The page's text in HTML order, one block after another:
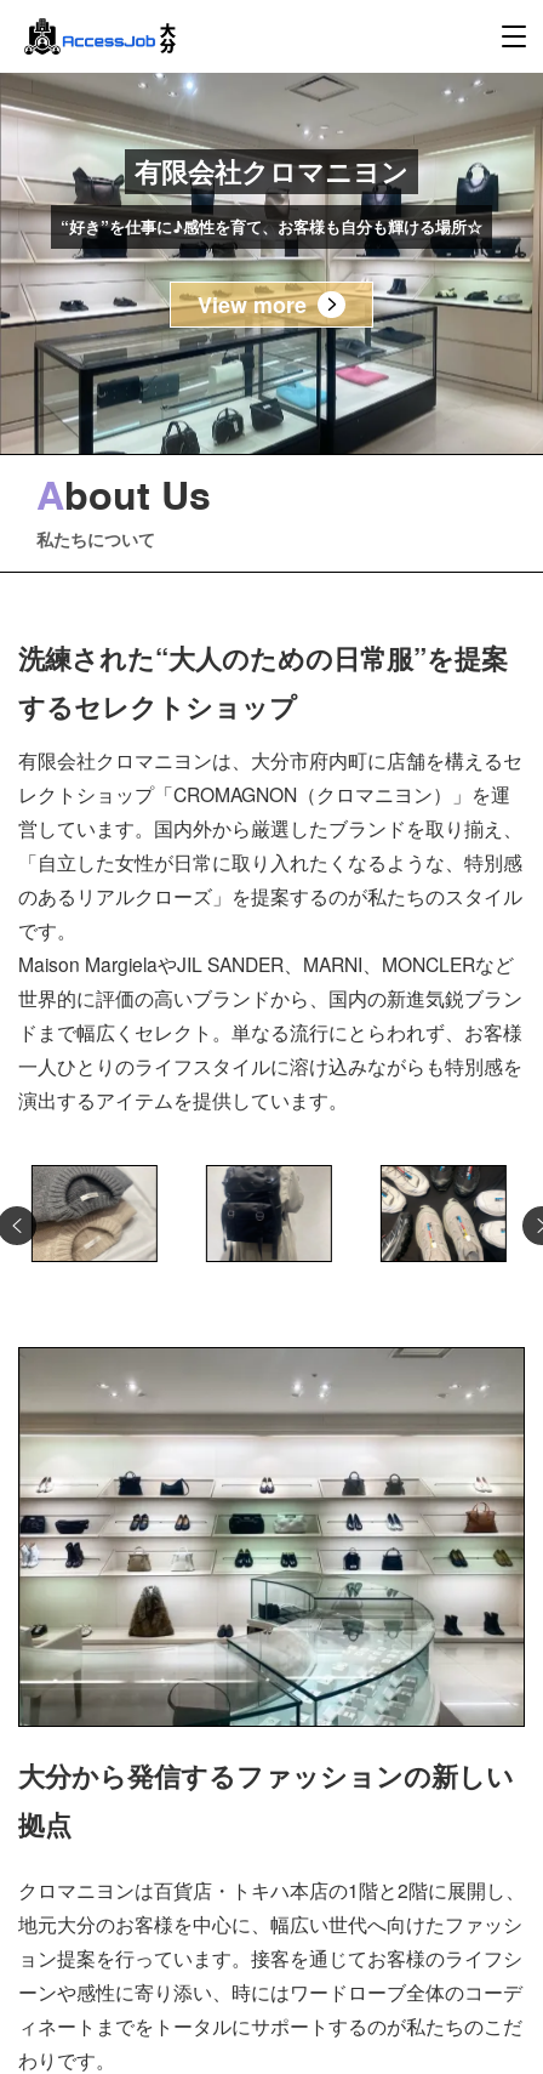
有限会社クロマニヨン
“好き”を仕事に♪感性を育て、お客様も自分も輝ける場所☆
View more
About Us
私たちについて
洗練された“大人のための日常服”を提案
するセレクトショップ
有限会社クロマニヨンは、大分市府内町に店舗を構えるセ
レクトショップ「CROMAGNON（クロマニヨン）」を運
営しています。国内外から厳選したブランドを取り揃え、
「自立した女性が日常に取り入れたくなるような、特別感
のあるリアルクローズ」を提案するのが私たちのスタイル
です。
Maison MargielaやJIL SANDER、MARNI、MONCLERなど
世界的に評価の高いブランドから、国内の新進気鋭ブラン
ドまで幅広くセレクト。単なる流行にとらわれず、お客様
一人ひとりのライフスタイルに溶け込みながらも特別感を
演出するアイテムを提供しています。
大分から発信するファッションの新しい
拠点
クロマニヨンは百貨店・トキハ本店の1階と2階に展開し、
地元大分のお客様を中心に、幅広い世代へ向けたファッシ
ョン提案を行っています。接客を通じてお客様のライフシ
ーンや感性に寄り添い、時にはワードローブ全体のコーデ
ィネートまでをトータルにサポートするのが私たちのこだ
わりです。